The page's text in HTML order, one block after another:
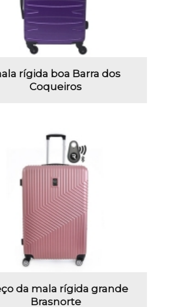
rígida boa Barra dos
Coqueiros
da mala rígida grande
Brasnorte